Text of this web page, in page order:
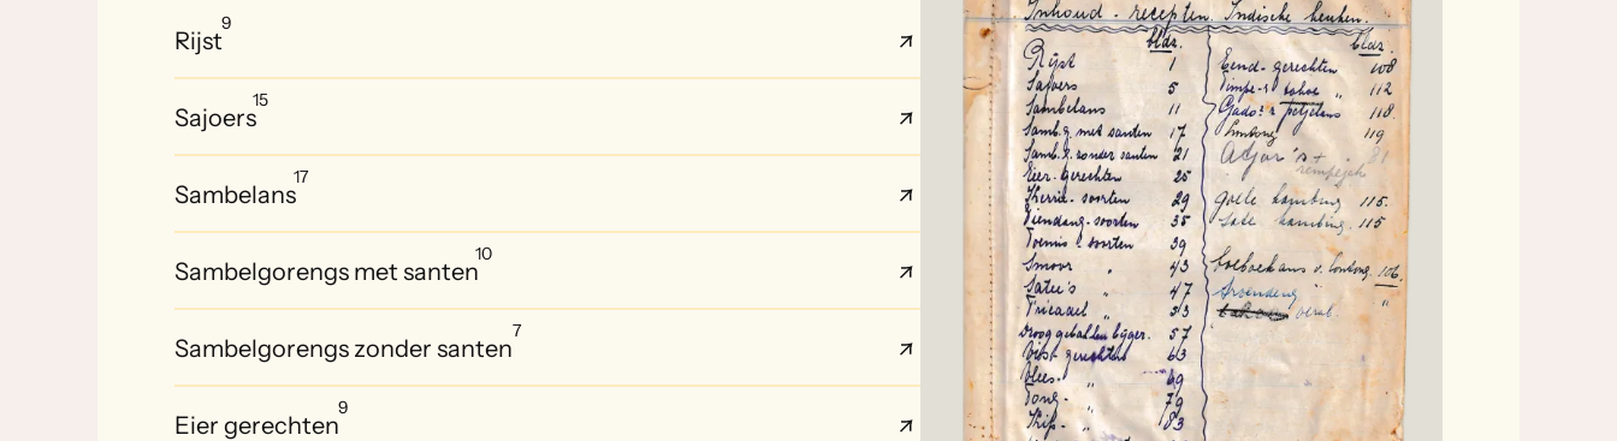
Rijst
9
Sajoers
15
Sambelans
17
Sambelgorengs met santen
10
Sambelgorengs zonder santen
7
Eier gerechten
9